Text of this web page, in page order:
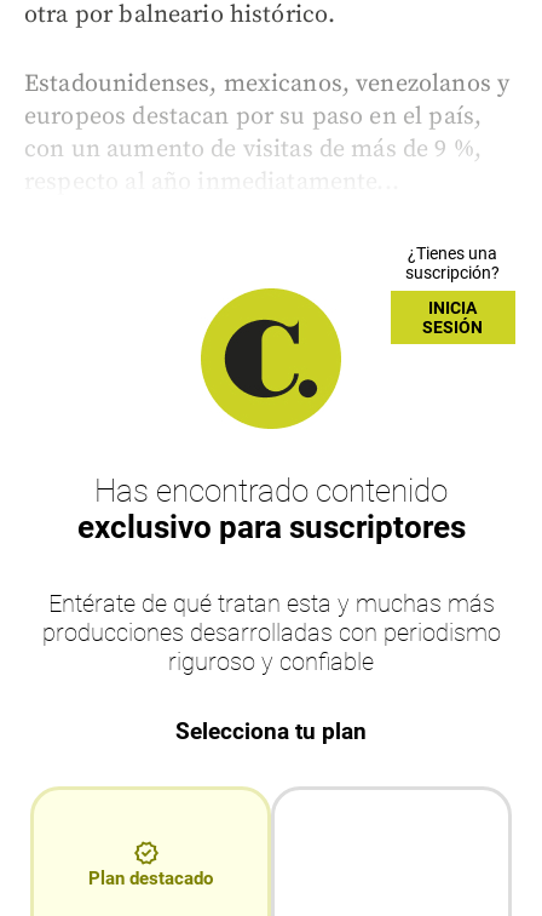
otra por balneario histórico.
Estadounidenses, mexicanos, venezolanos y
europeos destacan por su paso en el país,
con un aumento de visitas de más de 9 %,
respecto al año inmediatamente...
¿Tienes una
suscripción?
INICIA
SESIÓN
Has encontrado contenido
exclusivo para suscriptores
Entérate de qué tratan esta y muchas más
producciones desarrolladas con periodismo
riguroso y confiable
Selecciona tu plan
Plan destacado